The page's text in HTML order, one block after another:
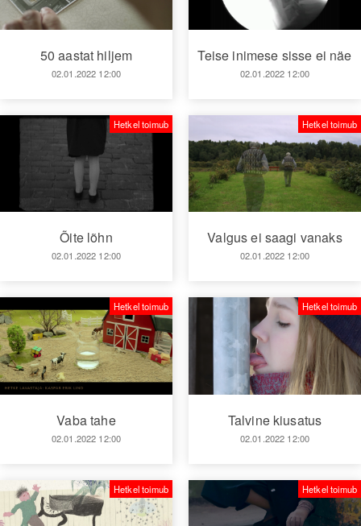
50 aastat hiljem
02.01.2022 12:00
Teise inimese sisse ei näe
02.01.2022 12:00
Õite lõhn
02.01.2022 12:00
Hetkel toimub
Valgus ei saagi vanaks
02.01.2022 12:00
Hetkel toimub
Vaba tahe
02.01.2022 12:00
Hetkel toimub
Talvine kiusatus
02.01.2022 12:00
Hetkel toimub
Hetkel toimub Hetkel toimub